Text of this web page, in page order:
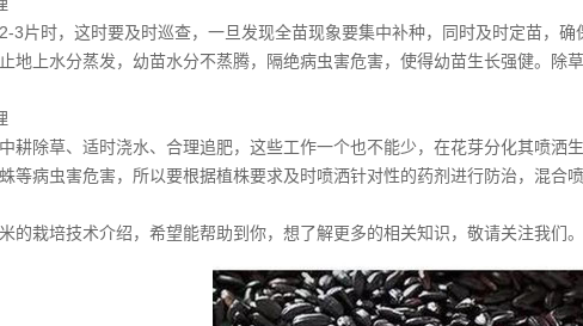
3片时，这时要及时巡查，一旦发现全苗现象要集中补种，同时及时定苗，确
地上水分蒸发，幼苗水分不蒸腾，隔绝病虫害危害，使得幼苗生长强健。除
耕除草、适时浇水、合理追肥，这些工作一个也不能少，在花芽分化其喷洒
等病虫害危害，所以要根据植株要求及时喷洒针对性的药剂进行防治，混合
的栽培技术介绍，希望能帮助到你，想了解更多的相关知识，敬请关注我们。